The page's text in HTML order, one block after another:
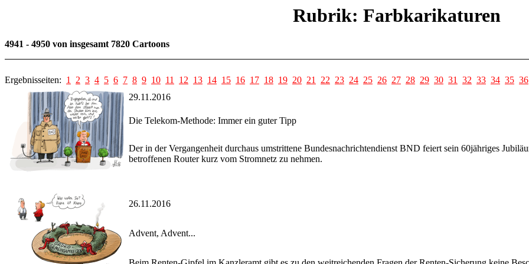
Rubrik: Farbkarikaturen
4941 - 4950 von insgesamt 7820 Cartoons
Ergebnisseiten: 1 2 3 4 5 6 7 8 9 10 11 12 13 14 15 16 17 18 19 20 21 22 23 24 25 26 27 28 29 30 31 32 33 34 35 36
29.11.2016
Die Telekom-Methode: Immer ein guter Tipp
Der in der Vergangenheit durchaus umstrittene Bundesnachrichtendienst BND feiert sein 60jähriges
betroffenen Router kurz vom Stromnetz zu nehmen.
26.11.2016
Advent, Advent...